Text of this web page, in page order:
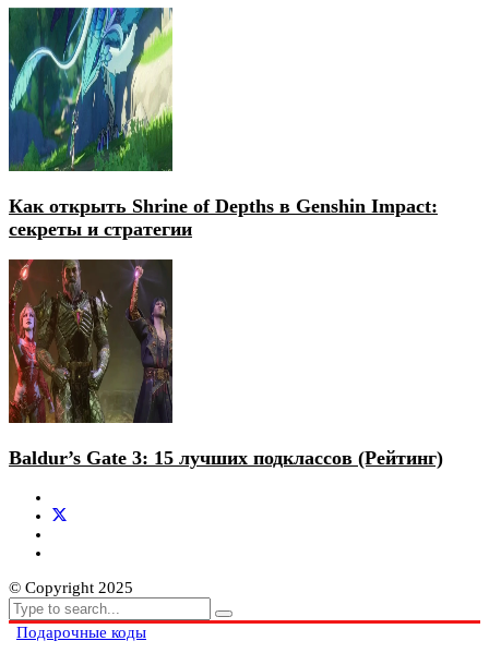
Как открыть Shrine of Depths в Genshin Impact:
секреты и стратегии
Baldur’s Gate 3: 15 лучших подклассов (Рейтинг)
© Copyright 2025
Подарочные коды